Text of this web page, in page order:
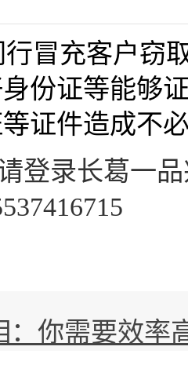
充客户窃取
份证等能够
证件造成不
录长葛一品
：你需要效率